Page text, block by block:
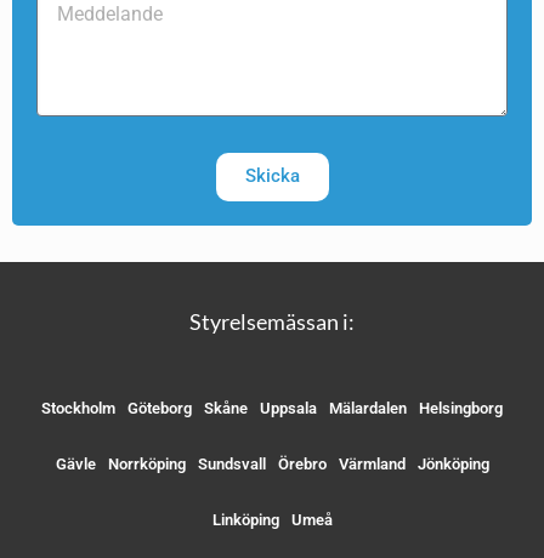
Skicka
Styrelsemässan i:
Stockholm Göteborg Skåne Uppsala Mälardalen Helsingborg
Gävle Norrköping Sundsvall Örebro Värmland Jönköping
Linköping Umeå